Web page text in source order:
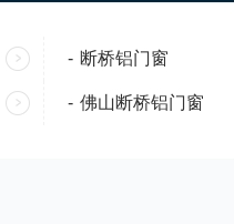
- 断桥铝门窗
- 佛山断桥铝门窗